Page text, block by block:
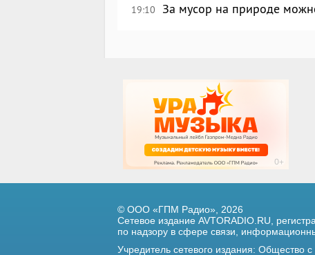
19:10 За мусор на природе
© ООО «ГПМ Радио», 2026
Сетевое издание AVTORADIO.RU,
по надзору в сфере связи,
Учредитель сетевого издания: Общество